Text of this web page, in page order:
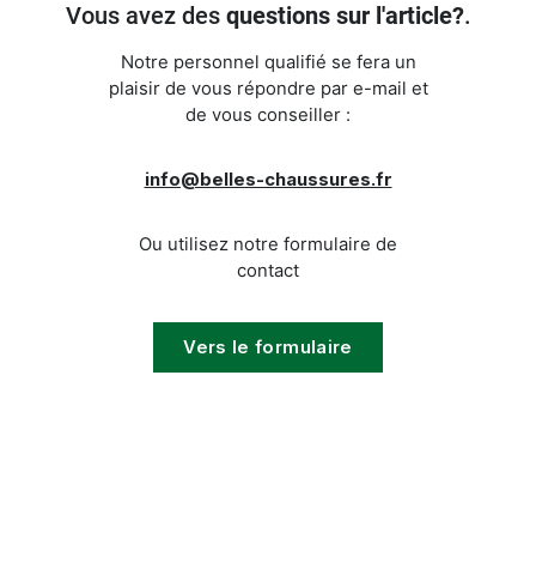
Vous avez des questions sur l'article?.
Notre personnel qualifié se fera un
plaisir de vous répondre par e-mail et
de vous conseiller :
info@belles-chaussures.fr
Ou utilisez notre formulaire de
contact
Vers le formulaire